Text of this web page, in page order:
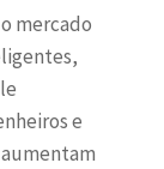
mercado
e